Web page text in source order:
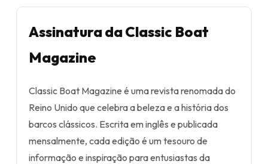
Assinatura da Classic Boat
Magazine
Classic Boat Magazine é uma revista renomada do
Reino Unido que celebra a beleza e a história dos
barcos clássicos. Escrita em inglês e publicada
mensalmente, cada edição é um tesouro de
informação e inspiração para entusiastas da